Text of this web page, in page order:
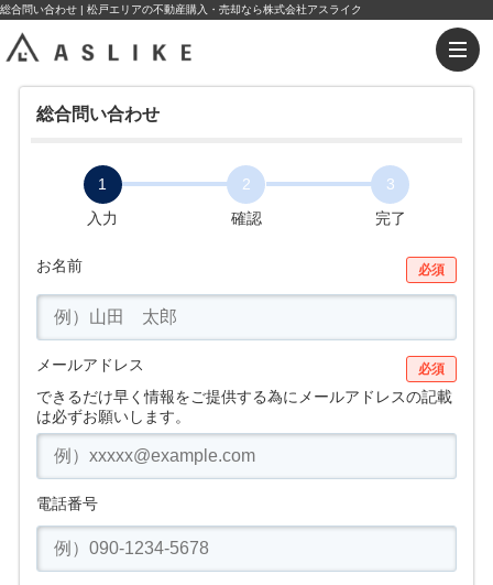
総合問い合わせ | 松戸エリアの不動産購入・売却なら株式会社アスライク
総合問い合わせ
1
入力
2
確認
3
完了
お名前 必須
メールアドレス 必須
できるだけ早く情報をご提供する為にメールアドレスの記載
は必ずお願いします。
電話番号